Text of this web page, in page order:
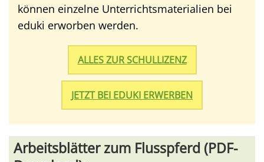
können einzelne Unterrichtsmaterialien bei
eduki erworben werden.
ALLES ZUR SCHULLIZENZ
JETZT BEI EDUKI ERWERBEN
Arbeitsblätter zum Flusspferd (PDF-